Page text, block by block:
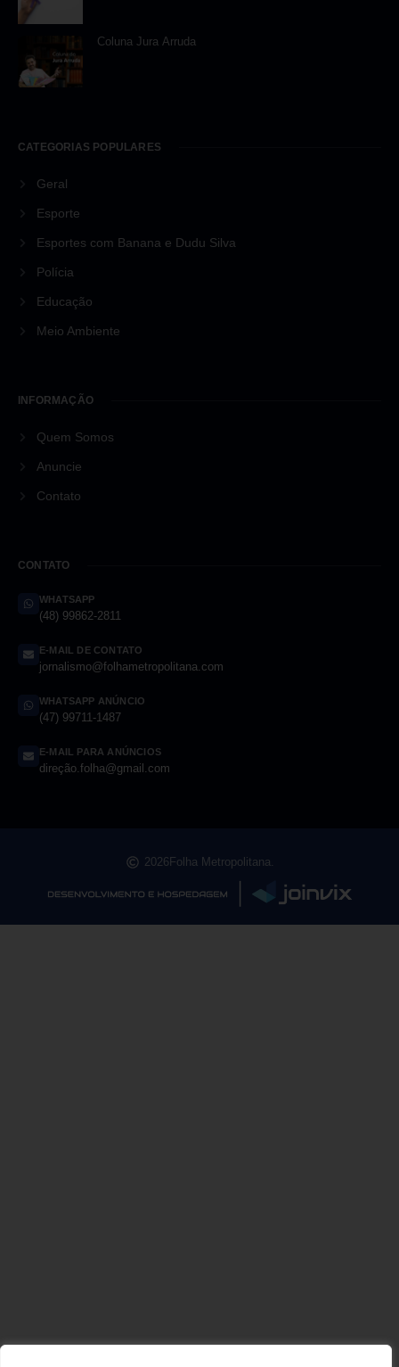
Coluna Jura Arruda
CATEGORIAS POPULARES
Geral
Esporte
Esportes com Banana e Dudu Silva
Polícia
Educação
Meio Ambiente
INFORMAÇÃO
Quem Somos
Anuncie
Contato
CONTATO
WHATSAPP
(48) 99862-2811
E-MAIL DE CONTATO
jornalismo@folhametropolitana.com
WHATSAPP ANÚNCIO
(47) 99711-1487
E-MAIL PARA ANÚNCIOS
direção.folha@gmail.com
2026 Folha Metropolitana.